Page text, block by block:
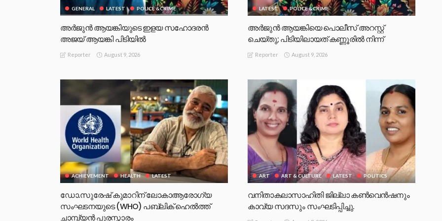
GENERAL LATEST POLICE &CRIME
അർജുൻ ആയങ്കിയുടെ ഇളയ സഹോദരൻ
അജയ് ആയങ്കി പിടിയിൽ
Reporter August 9, 2026
LATEST POLICE &CRIME
അർജുൻ ആയങ്കിയെ പൊലീസ് അറസ്റ്റ്
ചെയ്‌തു; പിടിയിലായത് കണ്ണൂരിൽ നിന്ന്
Reporter August 9, 2026
ACHIEVEMENT HEALTH LATEST
ഡോ.സുരേഷ് കുമാറിന് ലോകാആരോഗ്യ
സംഘടനയുടെ (WHO) പബ്ലിക് ഹെൽത്ത്
ചാമ്പ്യൻ പുരസ്ക്കാരം
ART ART & CULTURE LATEST POLITICS
വനിതാകലാസാഹിതി ജില്ലാ കൺവെൻഷനും
കാവ്യ സദസും സംഘടിപ്പിച്ചു.